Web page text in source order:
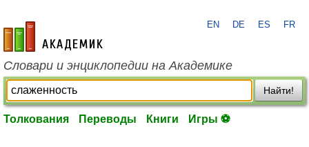
academic.ru
EN DE ES FR
Словари и энциклопедии на Академике
Найти!
Толкования Переводы Книги Игры ⚽